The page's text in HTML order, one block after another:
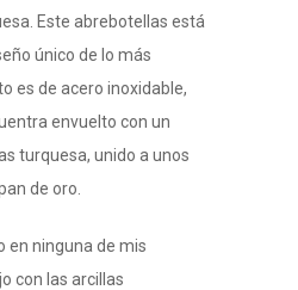
Este abrebotellas está
único de lo más
es de acero inoxidable,
envuelto con un
turquesa, unido a unos
de oro.
en ninguna de mis
con las arcillas